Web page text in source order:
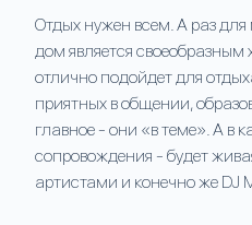
Отдых нужен всем. А раз
дом является своеобразным
отлично подойдет для
приятных в общении,
главное - они «в теме». А в
сопровождения - будет
артистами и конечно же DJ